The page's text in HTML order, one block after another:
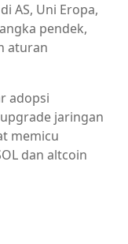
AS, Uni Eropa,
pendek,
aturan
adopsi
jaringan
memicu
dan altcoin